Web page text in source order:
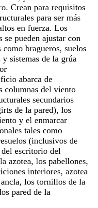
Crean para requisitos
para ser más
en fuerza. Los
pueden ajustar con
bragueros, suelos
sistemas de la grúa
abarca de
columnas del viento
secundarios
de la pared), los
y el enmarcar
tales como
(inclusivos de
escritorio del
azotea, los pabellones,
interiores, azotea
los tornillos de la
pared de la